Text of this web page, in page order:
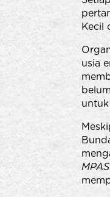
Kecil
usia